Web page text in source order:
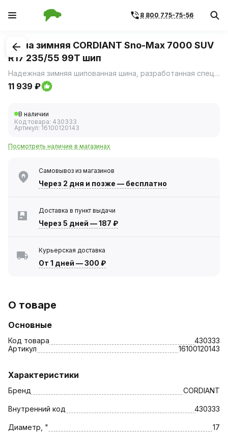
8 800 775-75-56
1/3
Шина зимняя CORDIANT Sno-Max 7000 SUV
R17 235/55 99T шип
Надежная зимняя шипованная шина, разработанная специально для сложных климатических условий.
11 939 ₽
В наличии
Код товара: 430333
Артикул: 16100120143
Посмотреть наличие в магазинах
Самовывоз из магазинов
Через 2 дня и позже — бесплатно
Доставка в пункт выдачи
Через 5 дней —187 ₽
Курьерская доставка
От 1 дней —300 ₽
О товаре
Основные
Код товара
430333
Артикул
16100120143
Характеристики
Бренд CORDIANT
Внутренний код 430333
Диаметр, " 17